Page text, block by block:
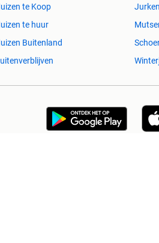
vragen over onze kozijnen.
raam, deur, kozijnen,
te Koop
te huur
Buitenland
Jurken